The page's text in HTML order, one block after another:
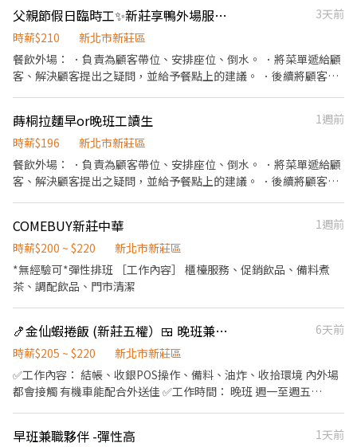
店內環境、座位區清潔整理 4. 收銀結帳，開店前準備及閉店整理作
業 5. 完成主管交付工作 ✅工作時段 中班：12:00~22:00 晚班：
17:00~22:00或22:30、18:00~22:00或22:30 (排班區間另安排休息時
間，週六、週日有一天可排班者尤佳。) ※彈性排班可討論喔。週六
時以上。 ✅提供免費溫馨員工餐點、交通便利通勤上班很方便。 ✅
歡迎無餐飲工作經驗、對餐飲業有熱忱的您，加入三澧餐飲集團。 -
---------------------------------------------------------------------
---- 『加入三澧 成為家人』共同創造無限可能。 1998年於台灣成
立-日商三澧餐飲集團 HUMAX ASIA，屬於日本Wondertable餐飲集
團在台分公司。 深耕台灣多年的日本與義大利美食連鎖品牌，旗下
六大連鎖餐飲品牌包含， ★義式料理餐廳：BELLINI CAFFÈ、
Mo-Mo-Paradise壽喜燒 ★日式天婦羅專門店：天吉屋、吉天麩羅
全台直營店鋪皆位於各大百貨商場，並持續穩定發展中。 ----------
---------------------------------------------------------------- 【應
徵須知】 ①詳閱工作內容後，請審慎提出應徵申請。 ②履歷初審合
適者，將邀請實體面談，初審資格不符者則不另行通知。 ③錄取的
實際任用職稱及薪資，依面談結果與經驗核定職級。
父親節假日臨時工✨新莊享鴨外場服務生
3天前
時薪$210
新北市新莊區
餐飲外場： ．負責為顧客帶位、安排座位、倒水。 ．將菜單遞給顧
客、解決顧客提出之疑問，並給予餐點上的建議。 ．後續將顧客點
負責結帳、收銀等工作。 餐飲內場： ．擔任廚師的助手，處理烹飪
前與烹飪中之準備工作與其他餐廳相關事務。 ．負責洗、剝、削、
切各種食材。 ．負責清理工作環境、設備和餐具。 ．準備不同餐點
所需要的食材。 ．協助測量食材的容量與重量。 ．負責擺盤、打包
蒔桐拉麵早or晚班工讀生
1週前
時薪$196
新北市新莊區
餐飲外場： ．負責為顧客帶位、安排座位、倒水。 ．將菜單遞給顧
客、解決顧客提出之疑問，並給予餐點上的建議。 ．後續將顧客點
負責結帳、收銀等工作。 餐飲內場： ．擔任廚師的助手，處理烹飪
前與烹飪中之準備工作與其他餐廳相關事務。 ．負責洗、剝、削、
切各種食材。 ．負責清理工作環境、設備和餐具。 ．準備不同餐點
所需要的食材。 ．協助測量食材的容量與重量。 ．負責擺盤、打包
COMEBUY新莊中華
1週前
時薪$200 ~ $220
新北市新莊區
*無經驗可*彈性排班 ［工作內容］ 櫃檯服務、促銷飲品、備料煮
茶、調配飲品、門市清潔
🍤金仙蝦捲飯 (新莊五權）🍱 晚班兼職人員
6天前
時薪$205 ~ $220
新北市新莊區
✅️工作內容： 結帳、收銀POS操作、備料、油炸、收拾環境 內外場
都會接觸 有機車能配合外送佳 ✅️工作時間： 晚班 週一至週五
早班兼職夥伴 -彈性高
1天前